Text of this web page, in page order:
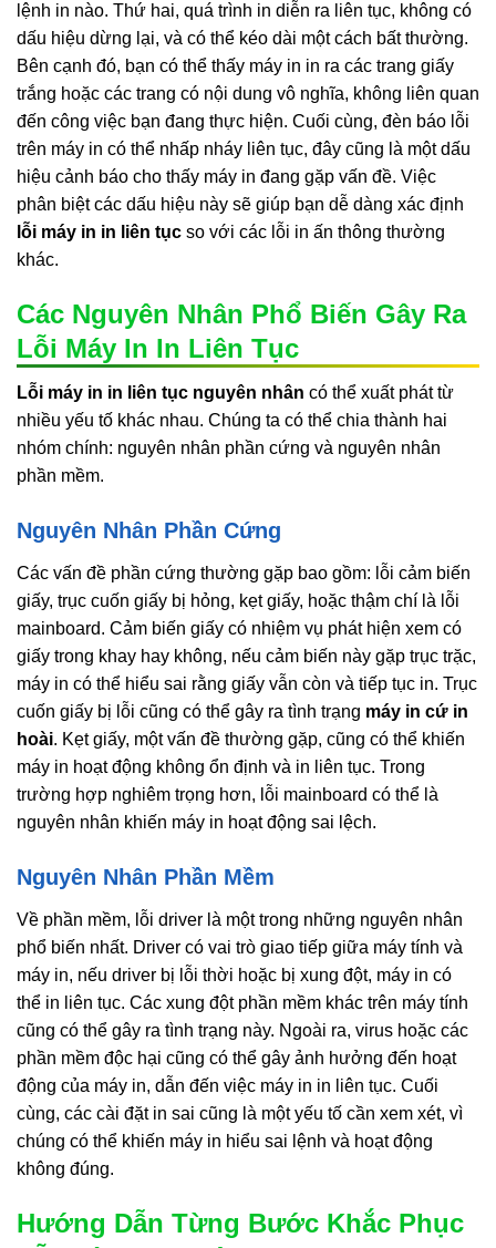
lệnh in nào. Thứ hai, quá trình in diễn ra liên tục, không có
dấu hiệu dừng lại, và có thể kéo dài một cách bất thường.
Bên cạnh đó, bạn có thể thấy máy in in ra các trang giấy
trắng hoặc các trang có nội dung vô nghĩa, không liên quan
đến công việc bạn đang thực hiện. Cuối cùng, đèn báo lỗi
trên máy in có thể nhấp nháy liên tục, đây cũng là một dấu
hiệu cảnh báo cho thấy máy in đang gặp vấn đề. Việc
phân biệt các dấu hiệu này sẽ giúp bạn dễ dàng xác định
lỗi máy in in liên tục so với các lỗi in ấn thông thường
khác.
Các Nguyên Nhân Phổ Biến Gây Ra
Lỗi Máy In In Liên Tục
Lỗi máy in in liên tục nguyên nhân có thể xuất phát từ
nhiều yếu tố khác nhau. Chúng ta có thể chia thành hai
nhóm chính: nguyên nhân phần cứng và nguyên nhân
phần mềm.
Nguyên Nhân Phần Cứng
Các vấn đề phần cứng thường gặp bao gồm: lỗi cảm biến
giấy, trục cuốn giấy bị hỏng, kẹt giấy, hoặc thậm chí là lỗi
mainboard. Cảm biến giấy có nhiệm vụ phát hiện xem có
giấy trong khay hay không, nếu cảm biến này gặp trục trặc,
máy in có thể hiểu sai rằng giấy vẫn còn và tiếp tục in. Trục
cuốn giấy bị lỗi cũng có thể gây ra tình trạng máy in cứ in
hoài. Kẹt giấy, một vấn đề thường gặp, cũng có thể khiến
máy in hoạt động không ổn định và in liên tục. Trong
trường hợp nghiêm trọng hơn, lỗi mainboard có thể là
nguyên nhân khiến máy in hoạt động sai lệch.
Nguyên Nhân Phần Mềm
Về phần mềm, lỗi driver là một trong những nguyên nhân
phổ biến nhất. Driver có vai trò giao tiếp giữa máy tính và
máy in, nếu driver bị lỗi thời hoặc bị xung đột, máy in có
thể in liên tục. Các xung đột phần mềm khác trên máy tính
cũng có thể gây ra tình trạng này. Ngoài ra, virus hoặc các
phần mềm độc hại cũng có thể gây ảnh hưởng đến hoạt
động của máy in, dẫn đến việc máy in in liên tục. Cuối
cùng, các cài đặt in sai cũng là một yếu tố cần xem xét, vì
chúng có thể khiến máy in hiểu sai lệnh và hoạt động
không đúng.
Hướng Dẫn Từng Bước Khắc Phục